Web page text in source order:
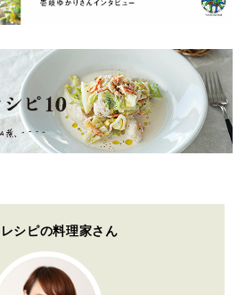
シピの料理家さん